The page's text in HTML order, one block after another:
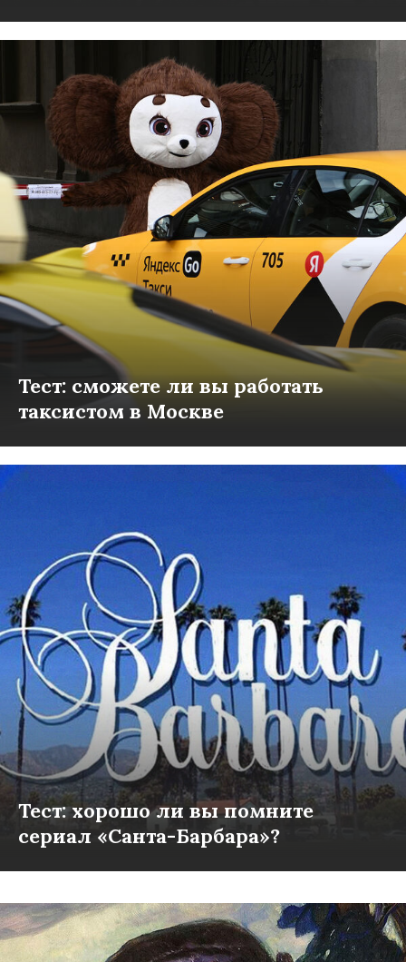
Тест: сможете ли вы работать
таксистом в Москве
Тест: хорошо ли вы помните
сериал «Санта-Барбара»?